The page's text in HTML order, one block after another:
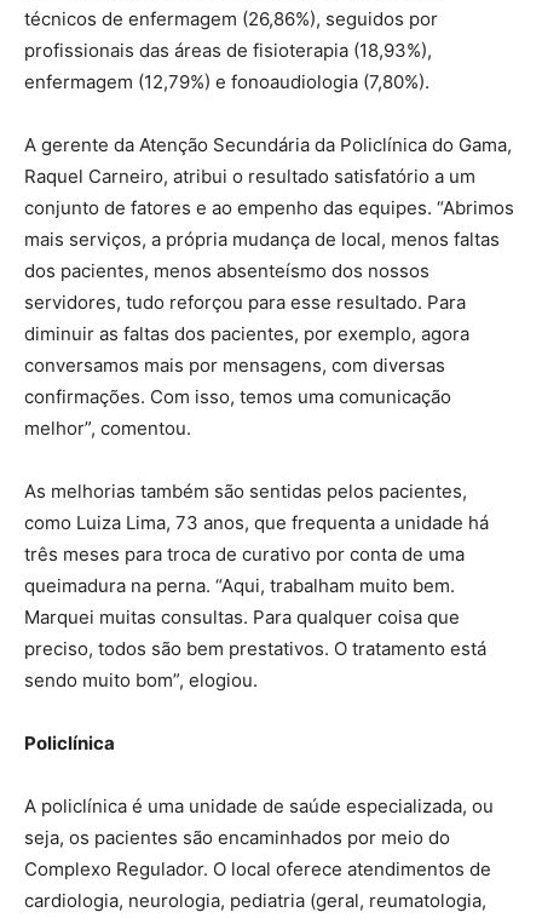
técnicos de enfermagem (26,86%), seguidos por
profissionais das áreas de fisioterapia (18,93%),
enfermagem (12,79%) e fonoaudiologia (7,80%).
A gerente da Atenção Secundária da Policlínica do Gama,
Raquel Carneiro, atribui o resultado satisfatório a um
conjunto de fatores e ao empenho das equipes. “Abrimos
mais serviços, a própria mudança de local, menos faltas
dos pacientes, menos absenteísmo dos nossos
servidores, tudo reforçou para esse resultado. Para
diminuir as faltas dos pacientes, por exemplo, agora
conversamos mais por mensagens, com diversas
confirmações. Com isso, temos uma comunicação
melhor”, comentou.
As melhorias também são sentidas pelos pacientes,
como Luiza Lima, 73 anos, que frequenta a unidade há
três meses para troca de curativo por conta de uma
queimadura na perna. “Aqui, trabalham muito bem.
Marquei muitas consultas. Para qualquer coisa que
preciso, todos são bem prestativos. O tratamento está
sendo muito bom”, elogiou.
Policlínica
A policlínica é uma unidade de saúde especializada, ou
seja, os pacientes são encaminhados por meio do
Complexo Regulador. O local oferece atendimentos de
cardiologia, neurologia, pediatria (geral, reumatologia,